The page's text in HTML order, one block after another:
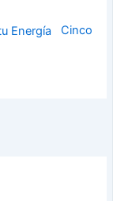
Cinco